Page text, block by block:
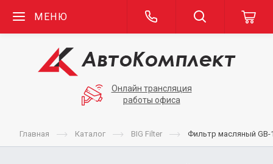
МЕНЮ
Онлайн трансляция
работы офиса
Главная Каталог BIG Filter Фильтр масляный GB-